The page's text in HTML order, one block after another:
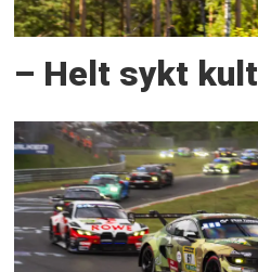
– Helt sykt kult